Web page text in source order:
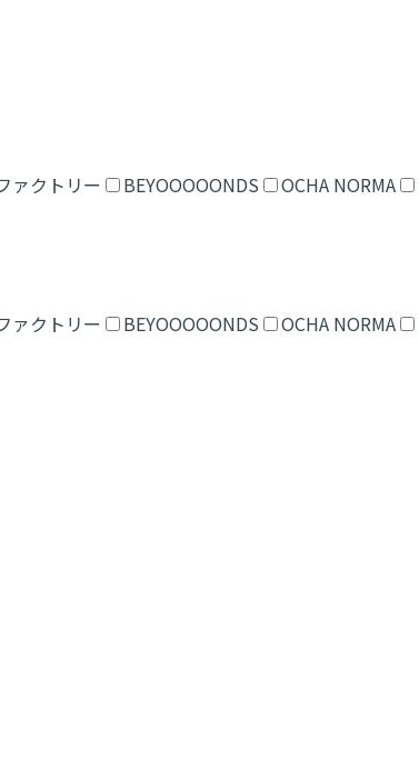
ァクトリー BEYOOOOONDS OCHA NORMA
ァクトリー BEYOOOOONDS OCHA NORMA